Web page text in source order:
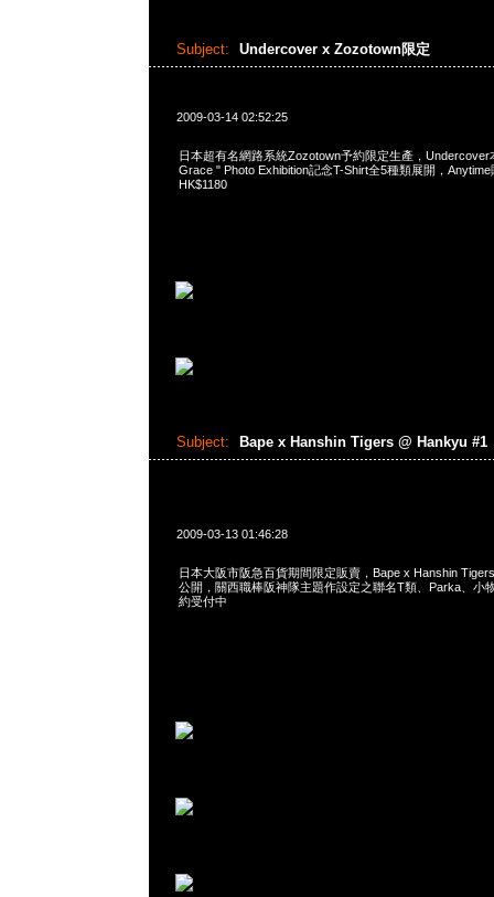
Subject: Undercover x Zozotown限定
2009-03-14 02:52:25
日本超有名網路系統Zozotown予約限定生產，Undercover
Grace " Photo Exhibition記念T-Shirt全5種類展開，
HK$1180
Subject: Bape x Hanshin Tigers @ Hankyu #1
2009-03-13 01:46:28
日本大阪市阪急百貨期間限定販賣，Bape x Hanshin
公開，關西職棒阪神隊主題作設定之聯名T類、Parka、小
約受付中